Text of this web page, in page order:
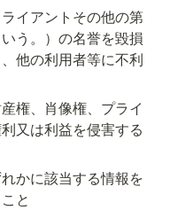
イアントその他の第
う。）の名誉を毀損
他の利用者等に不利
権、肖像権、プライ
又は利益を侵害する
かに該当する情報を
と